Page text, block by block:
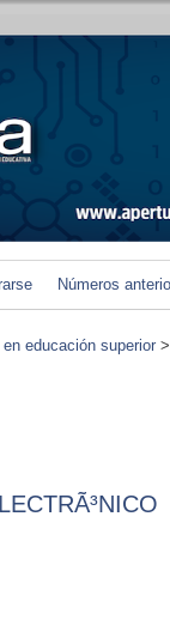
Números
educación superior